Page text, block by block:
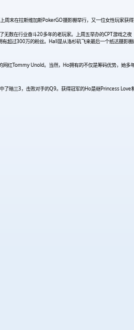
周末在拉斯维加斯PokerGO摄影棚举行，又一位女性玩家
无数在行业奋斗20多年的老玩家。上周五举办的CPT游戏
超过300万的粉丝。Hall是从洛杉矶飞来最后一个抵达摄
红Tommy Unold。当然，Ho拥有的不仅是筹码优势，她
了暗三3，击败对手的Q9。获得冠军的Ho是继Princess Love